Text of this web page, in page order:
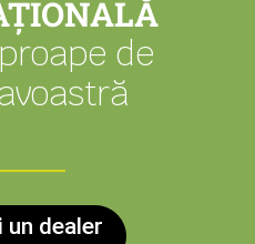
de
un dealer